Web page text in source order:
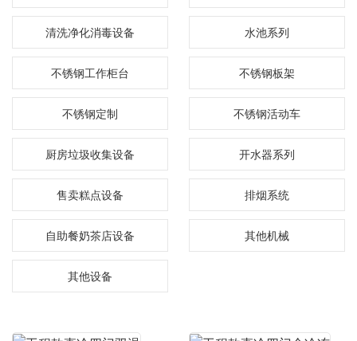
清洗净化消毒设备 水池系列
不锈钢工作柜台 不锈钢板架
不锈钢定制 不锈钢活动车
厨房垃圾收集设备 开水器系列
售卖糕点设备 排烟系统
自助餐奶茶店设备 其他机械
其他设备